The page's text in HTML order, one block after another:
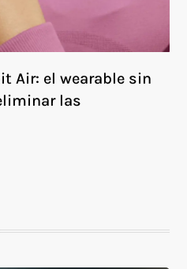
Air: el wearable sin
las